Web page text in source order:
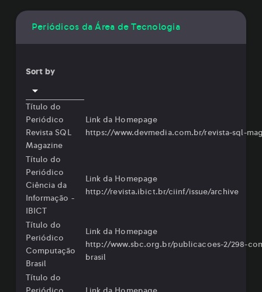
Periódicos da Área de Tecnologia
Sort by
Título do
Periódico
Revista SQL
Magazine
Link da Homepage
⁠https://www.devmedia.com.br/revista-sql-
Título do
Periódico
Ciência da
Informação -
IBICT
Link da Homepage
⁠http://revista.ibict.br/ciinf/issue/archive ⁠⁠
Título do
Periódico
Computação
Brasil
Link da Homepage
http://www.sbc.org.br/publicacoes-2/298-
brasil
Título do